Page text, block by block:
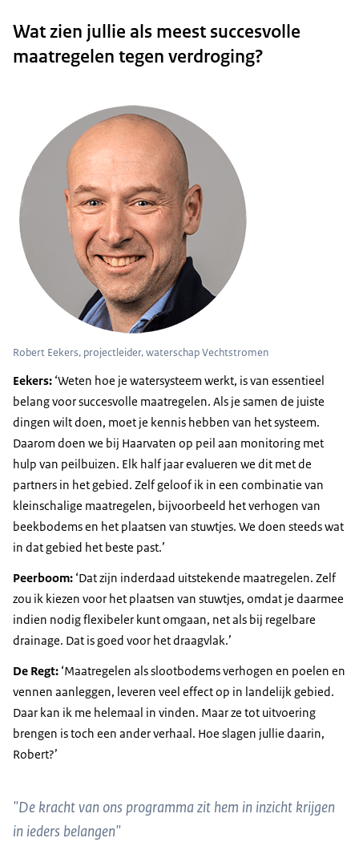
Wat zien jullie als meest succesvolle
maatregelen tegen verdroging?
Robert Eekers, projectleider, waterschap Vechtstromen
Eekers: ‘Weten hoe je watersysteem werkt, is van essentieel
belang voor succesvolle maatregelen. Als je samen de juiste
dingen wilt doen, moet je kennis hebben van het systeem.
Daarom doen we bij Haarvaten op peil aan monitoring met
hulp van peilbuizen. Elk half jaar evalueren we dit met de
partners in het gebied. Zelf geloof ik in een combinatie van
kleinschalige maatregelen, bijvoorbeeld het verhogen van
beekbodems en het plaatsen van stuwtjes. We doen steeds wat
in dat gebied het beste past.’
Peerboom: ‘Dat zijn inderdaad uitstekende maatregelen. Zelf
zou ik kiezen voor het plaatsen van stuwtjes, omdat je daarmee
indien nodig flexibeler kunt omgaan, net als bij regelbare
drainage. Dat is goed voor het draagvlak.’
De Regt: ‘Maatregelen als slootbodems verhogen en poelen en
vennen aanleggen, leveren veel effect op in landelijk gebied.
Daar kan ik me helemaal in vinden. Maar ze tot uitvoering
brengen is toch een ander verhaal. Hoe slagen jullie daarin,
Robert?’
"De kracht van ons programma zit hem in inzicht krijgen
in ieders belangen"